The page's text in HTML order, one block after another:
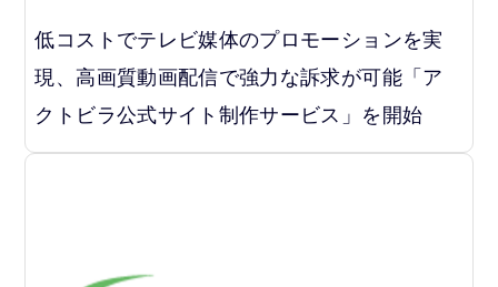
低コストでテレビ媒体のプロモーションを実
現、高画質動画配信で強力な訴求が可能「ア
クトビラ公式サイト制作サービス」を開始